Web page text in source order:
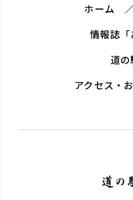
ホーム
情報誌「
道
アクセス・